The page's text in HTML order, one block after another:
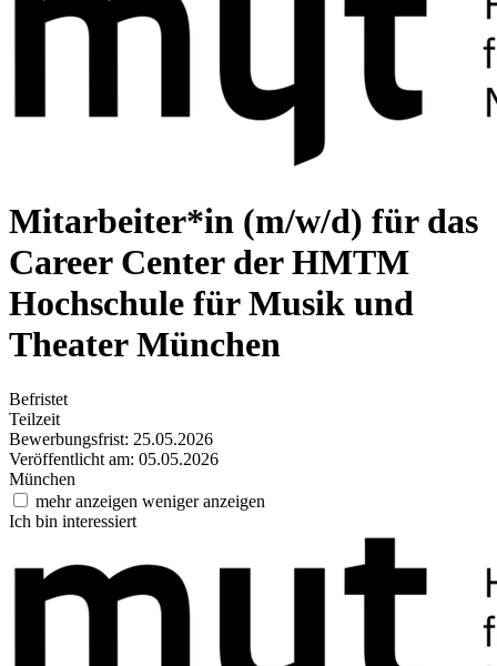
Mitarbeiter*in (m/w/d) für das
Career Center der HMTM
Hochschule für Musik und
Theater München
Befristet
Teilzeit
Bewerbungsfrist: 25.05.2026
Veröffentlicht am: 05.05.2026
München
mehr anzeigen weniger anzeigen
Ich bin interessiert